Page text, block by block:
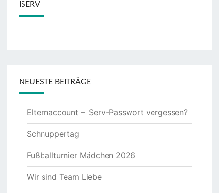
ISERV
NEUESTE BEITRÄGE
Elternaccount – IServ-Passwort vergessen?
Schnuppertag
Fußballturnier Mädchen 2026
Wir sind Team Liebe